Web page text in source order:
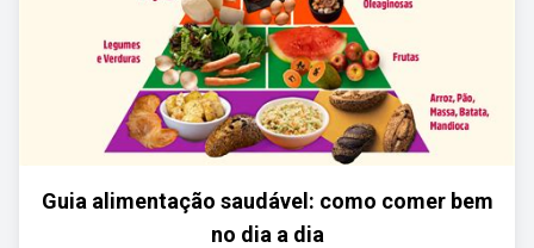
Guia alimentação saudável: como comer bem
no dia a dia